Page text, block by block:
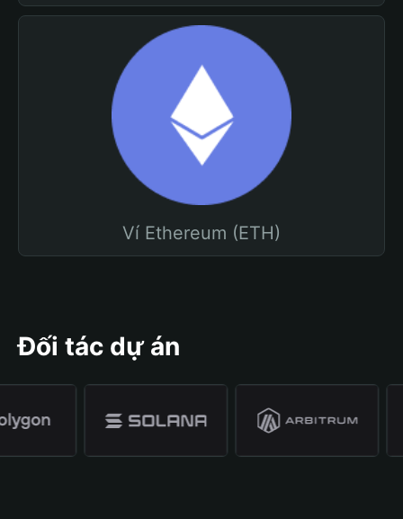
Ví Ethereum (ETH)
Đối tác dự án